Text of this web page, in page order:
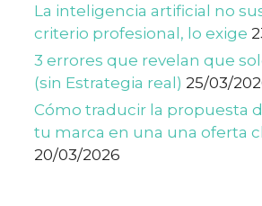
La inteligencia artificial no
criterio profesional, lo exige
3 errores que revelan que
(sin Estrategia real) 25/03/
Cómo traducir la propuesta
tu marca en una una oferta
20/03/2026